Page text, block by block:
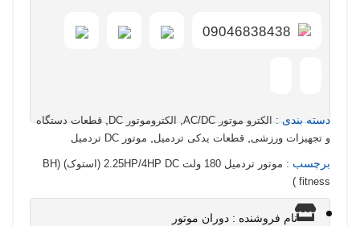
09046838438
دسته بندی : الکترو موتور AC/DC ,الکتروموتور DC ,قطعات دستگاه
و تجهیزات ورزشی, قطعات یدکی تردمیل, موتور DC تردمیل
برچسب :
موتور تردمیل 180 ولت 2.25HP/4HP DC (استوک) (BH
fitness )
نام فروشنده : دوران موتور